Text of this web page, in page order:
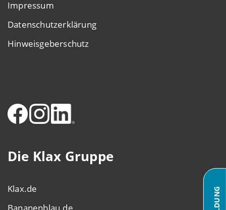
Impressum
Datenschutzerklärung
Hinweisgeberschutz
Die Klax Gruppe
Klax.de